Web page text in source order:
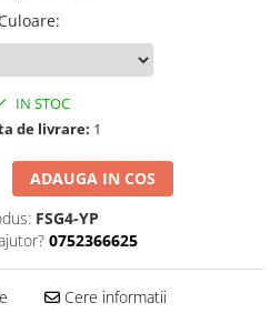
Culoare:
IN STOC
de livrare: 1
ADAUGA IN COS
FSG4-YP
0752366625
Cere informatii